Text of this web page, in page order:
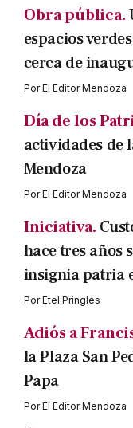
Obra pública.
espacios
cerca de
PorEl Editor Mendoza
Día de los
actividades de
Mendoza
PorEl Editor Mendoza
Iniciativa.
hace tres años
insignia patria
PorEtel Pringles
Adiós a
la Plaza San
Papa
PorEl Editor Mendoza